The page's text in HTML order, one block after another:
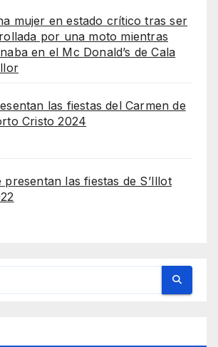
mujer en estado crítico tras ser
por una moto mientras
en el Mc Donald’s de Cala
las fiestas del Carmen de
Cristo 2024
presentan las fiestas de S’Illot